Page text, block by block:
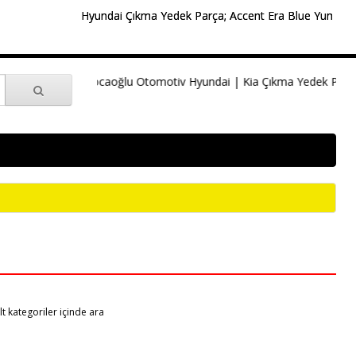
Hyundai Çıkma Yedek Parça; Accent Era Blue
Kocaoğlu Otomotiv Hyundai | Kia Çıkma Yedek Parça
kategoriler içinde ara